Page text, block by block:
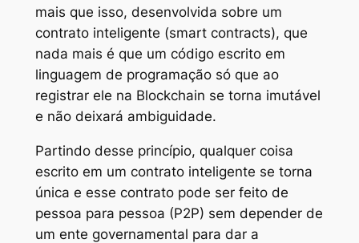
mais que isso, desenvolvida sobre um
contrato inteligente (smart contracts), que
nada mais é que um código escrito em
linguagem de programação só que ao
registrar ele na Blockchain se torna imutável
e não deixará ambiguidade.
Partindo desse princípio, qualquer coisa
escrito em um contrato inteligente se torna
única e esse contrato pode ser feito de
pessoa para pessoa (P2P) sem depender de
um ente governamental para dar a